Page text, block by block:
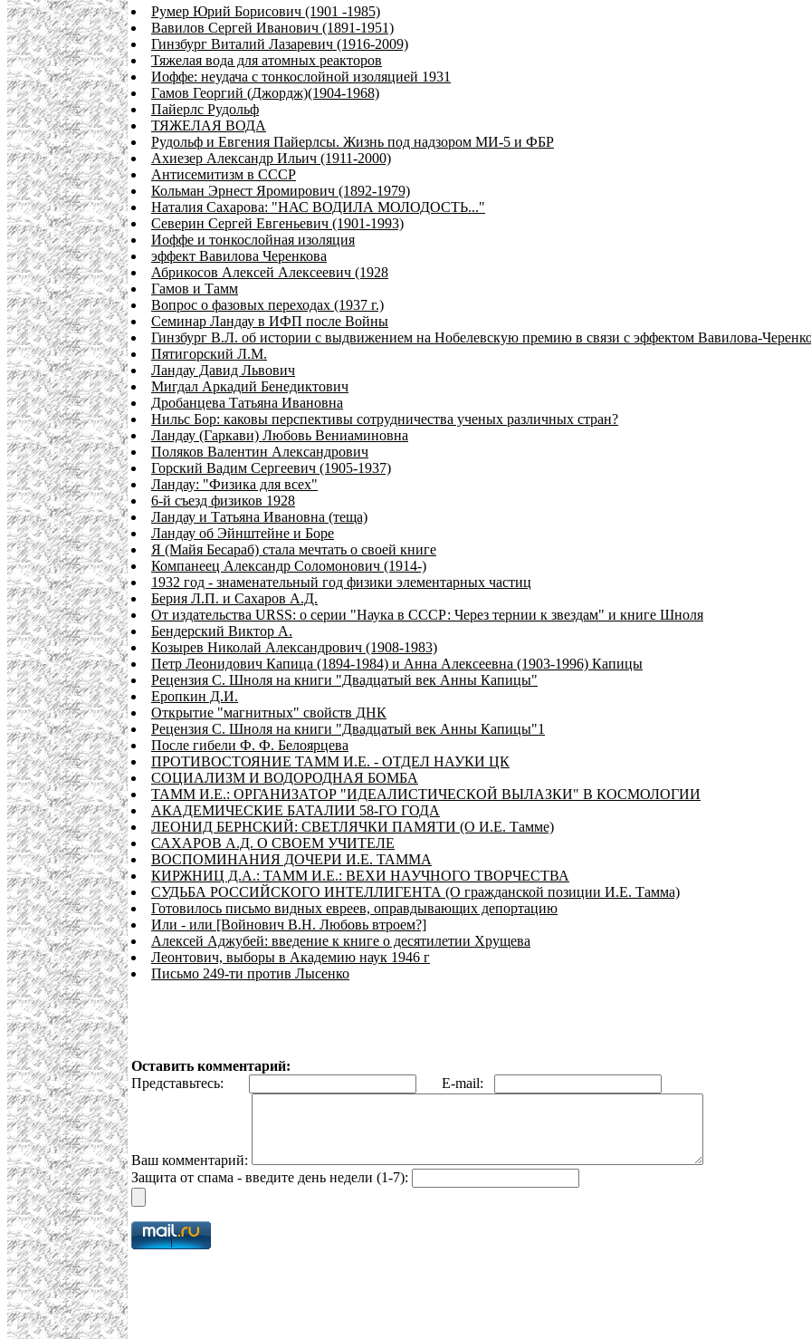
Румер Юрий Борисович (1901 -1985)
Вавилов Сергей Иванович (1891-1951)
Гинзбург Виталий Лазаревич (1916-2009)
Тяжелая вода для атомных реакторов
Иоффе: неудача с тонкослойной изоляцией 1931
Гамов Георгий (Джордж)(1904-1968)
Пайерлс Рудольф
ТЯЖЕЛАЯ ВОДА
Рудольф и Евгения Пайерлсы. Жизнь под надзором МИ-5 и ФБР
Ахиезер Александр Ильич (1911-2000)
Антисемитизм в СССР
Кольман Эрнест Яромирович (1892-1979)
Наталия Сахарова: "НАС ВОДИЛА МОЛОДОСТЬ..."
Северин Сергей Евгеньевич (1901-1993)
Иоффе и тонкослойная изоляция
эффект Вавилова Черенкова
Абрикосов Алексей Алексеевич (1928
Гамов и Тамм
Вопрос о фазовых переходах (1937 г.)
Семинар Ландау в ИФП после Войны
Гинзбург В.Л. об истории с выдвижением на Нобелевскую премию в связи с эффектом Вавилова-
Пятигорский Л.М.
Ландау Давид Львович
Мигдал Аркадий Бенедиктович
Дробанцева Татьяна Ивановна
Нильс Бор: каковы перспективы сотрудничества ученых различных стран?
Ландау (Гаркави) Любовь Вениаминовна
Поляков Валентин Александрович
Горский Вадим Сергеевич (1905-1937)
Ландау: "Физика для всех"
6-й съезд физиков 1928
Ландау и Татьяна Ивановна (теща)
Ландау об Эйнштейне и Боре
Я (Майя Бесараб) стала мечтать о своей книге
Компанеец Александр Соломонович (1914-)
1932 год - знаменательный год физики элементарных частиц
Берия Л.П. и Сахаров А.Д.
От издательства URSS: о серии "Наука в СССР: Через тернии к звездам" и книге Шноля
Бендерский Виктор А.
Козырев Николай Александрович (1908-1983)
Петр Леонидович Капица (1894-1984) и Анна Алексеевна (1903-1996) Капицы
Рецензия С. Шноля на книги "Двадцатый век Анны Капицы"
Еропкин Д.И.
Открытие "магнитных" свойств ДНК
Рецензия С. Шноля на книги "Двадцатый век Анны Капицы"1
После гибели Ф. Ф. Белоярцева
ПРОТИВОСТОЯНИЕ ТАММ И.Е. - ОТДЕЛ НАУКИ ЦК
СОЦИАЛИЗМ И ВОДОРОДНАЯ БОМБА
ТАММ И.Е.: ОРГАНИЗАТОР "ИДЕАЛИСТИЧЕСКОЙ ВЫЛАЗКИ" В КОСМОЛОГИИ
АКАДЕМИЧЕСКИЕ БАТАЛИИ 58-ГО ГОДА
ЛЕОНИД БЕРНСКИЙ: СВЕТЛЯЧКИ ПАМЯТИ (О И.Е. Тамме)
САХАРОВ А.Д. О СВОЕМ УЧИТЕЛЕ
ВОСПОМИНАНИЯ ДОЧЕРИ И.Е. ТАММА
КИРЖНИЦ Д.А.: ТАММ И.Е.: ВЕХИ НАУЧНОГО ТВОРЧЕСТВА
СУДЬБА РОССИЙСКОГО ИНТЕЛЛИГЕНТА (О гражданской позиции И.Е. Тамма)
Готовилось письмо видных евреев, оправдывающих депортацию
Или - или [Войнович В.Н. Любовь втроем?]
Алексей Аджубей: введение к книге о десятилетии Хрущева
Леонтович, выборы в Академию наук 1946 г
Письмо 249-ти против Лысенко
Оставить комментарий:
Представьтесь:
E-mail:
Ваш комментарий:
Защита от спама - введите день недели (1-7):